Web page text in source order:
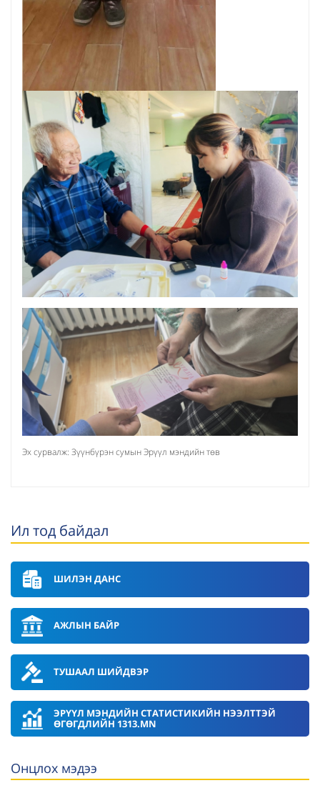
Эх сурвалж: Зүүнбүрэн сумын Эрүүл мэндийн төв
Ил тод байдал
ШИЛЭН ДАНС
АЖЛЫН БАЙР
ТУШААЛ ШИЙДВЭР
ЭРҮҮЛ МЭНДИЙН СТАТИСТИКИЙН НЭЭЛТТЭЙ
ӨГӨГДЛИЙН 1313.MN
Онцлох мэдээ